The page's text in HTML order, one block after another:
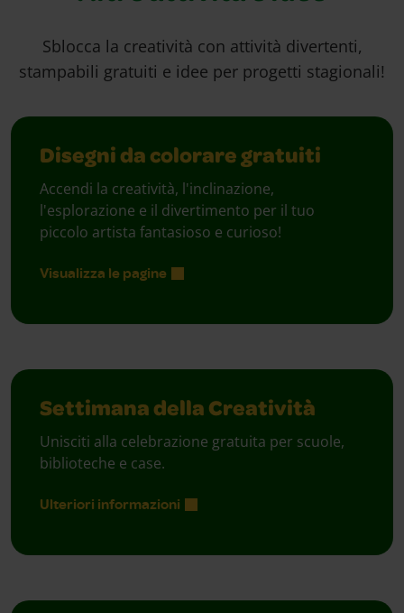
Sblocca la creatività con attività divertenti,
stampabili gratuiti e idee per progetti stagionali!
Disegni da colorare gratuiti
Accendi la creatività, l'inclinazione,
l'esplorazione e il divertimento per il tuo
piccolo artista fantasioso e curioso!
Visualizza le pagine
Settimana della Creatività
Unisciti alla celebrazione gratuita per scuole,
biblioteche e case.
Ulteriori informazioni